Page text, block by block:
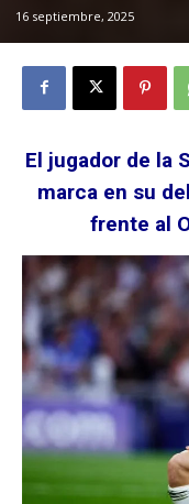
16 septiembre, 2025
El jugador de la
marca en su
frente al